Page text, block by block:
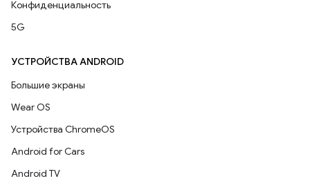
Конфиденциальность
5G
УСТРОЙСТВА ANDROID
Большие экраны
Wear OS
Устройства ChromeOS
Android for Cars
Android TV